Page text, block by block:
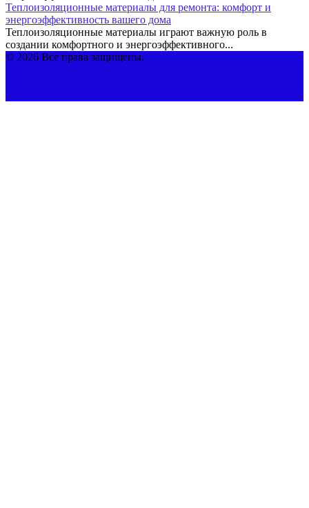
Теплоизоляционные материалы для ремонта: комфорт и
энергоэффективность вашего дома
Теплоизоляционные материалы играют важную роль в
создании комфортного и энергоэффективного...
© 2026 Все права защищены.